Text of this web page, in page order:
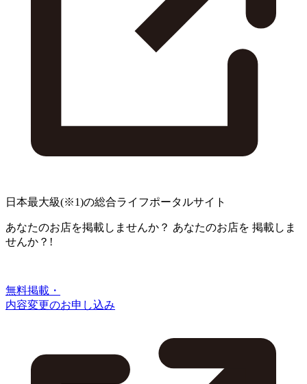
日本最大級(※1)の総合ライフポータルサイト
あなたのお店を掲載しませんか？ あなたのお店を 掲載しま
せんか？!
無料掲載・
内容変更のお申し込み